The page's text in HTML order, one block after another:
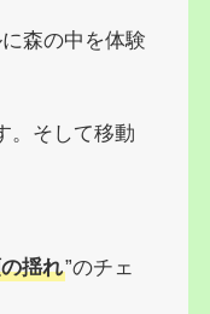
森の中を体験
。そして移動
揺れ”のチェ